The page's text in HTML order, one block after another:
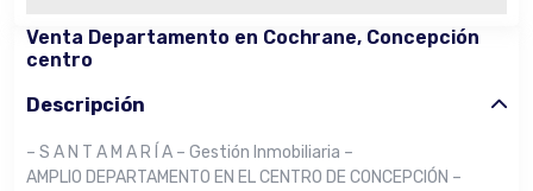
Venta Departamento en Cochrane, Concepción
centro
Descripción
– S A N T A M A R Í A – Gestión Inmobiliaria –
AMPLIO DEPARTAMENTO EN EL CENTRO DE CONCEPCIÓN –